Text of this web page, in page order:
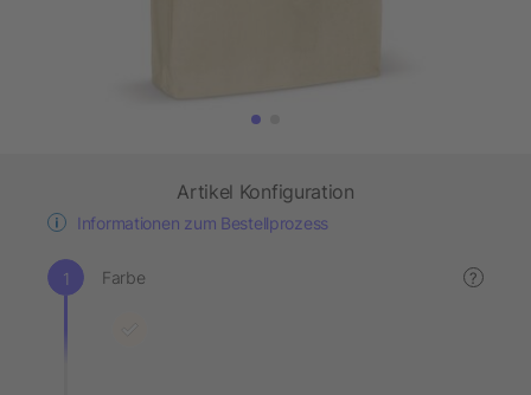
Artikel Konfiguration
Informationen zum Bestellprozess
Farbe ?